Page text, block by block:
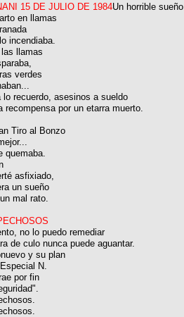
15 DE JULIO DE 1984Un horrible sueño
en llamas
incendiaba.
las llamas
verdes
lo recuerdo, asesinos a sueldo
recompensa por un etarra muerto.
Tiro al Bonzo
quemaba.
asfixiado,
un sueño
mal rato.
no lo puedo remediar
de culo nunca puede aguantar.
y su plan
N.
por fin